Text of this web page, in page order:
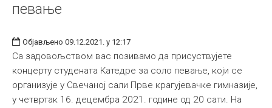
певање
Објављено 09.12.2021. у 12:17
Са задовољством вас позивамо да присуствујете
концерту студената Катедре за соло певање, који се
организује у Свечаној сали Прве крагујевачке гимназије,
у четвртак 16. децембра 2021. године од 20 сати. На